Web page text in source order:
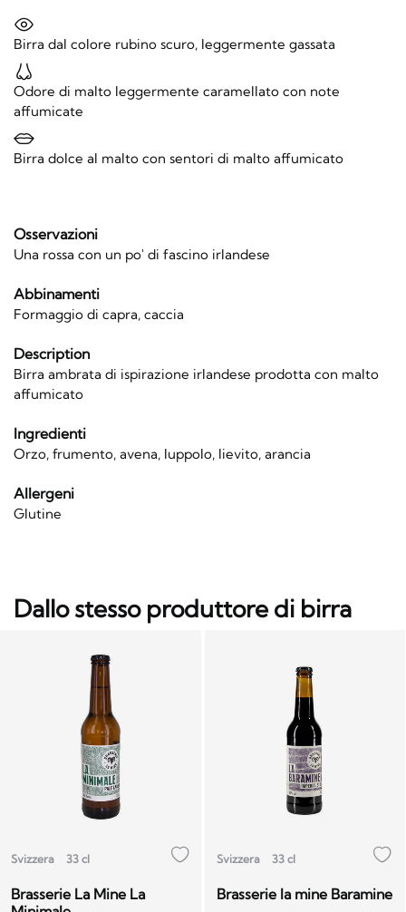
Birra dal colore rubino scuro, leggermente gassata
Odore di malto leggermente caramellato con note
affumicate
Birra dolce al malto con sentori di malto affumicato
Osservazioni
Una rossa con un po' di fascino irlandese
Abbinamenti
Formaggio di capra, caccia
Description
Birra ambrata di ispirazione irlandese prodotta con malto
affumicato
Ingredienti
Orzo, frumento, avena, luppolo, lievito, arancia
Allergeni
Glutine
Dallo stesso produttore di birra
Svizzera 33 cl
Brasserie La Mine La
Svizzera 33 cl
Brasserie la mine Baramine